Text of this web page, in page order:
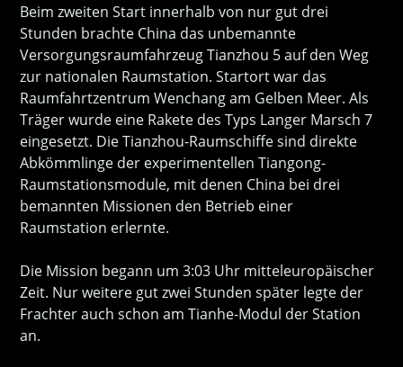
Beim zweiten Start innerhalb von nur gut drei
Stunden brachte China das unbemannte
Versorgungsraumfahrzeug Tianzhou 5 auf den Weg
zur nationalen Raumstation. Startort war das
Raumfahrtzentrum Wenchang am Gelben Meer. Als
Träger wurde eine Rakete des Typs Langer Marsch 7
eingesetzt. Die Tianzhou-Raumschiffe sind direkte
Abkömmlinge der experimentellen Tiangong-
Raumstationsmodule, mit denen China bei drei
bemannten Missionen den Betrieb einer
Raumstation erlernte.
Die Mission begann um 3:03 Uhr mitteleuropäischer
Zeit. Nur weitere gut zwei Stunden später legte der
Frachter auch schon am Tianhe-Modul der Station
an.